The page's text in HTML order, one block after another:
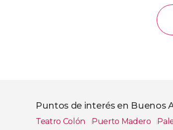
Puntos de interés en Buenos
Teatro Colón Puerto Madero